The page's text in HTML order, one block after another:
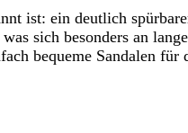
ist: ein deutlich
sich besonders an
bequeme Sandalen für